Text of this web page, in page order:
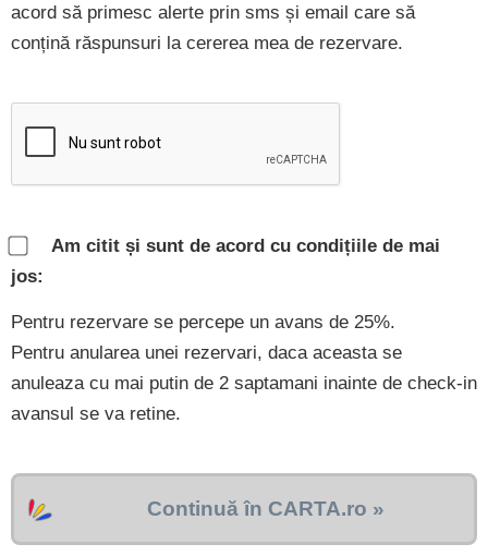
acord să primesc alerte prin sms și email care să
conțină răspunsuri la cererea mea de rezervare.
Am citit și sunt de acord cu condițiile de mai
jos:
Pentru rezervare se percepe un avans de 25%.
Pentru anularea unei rezervari, daca aceasta se
anuleaza cu mai putin de 2 saptamani inainte de check-in
avansul se va retine.
Continuă în CARTA.ro »